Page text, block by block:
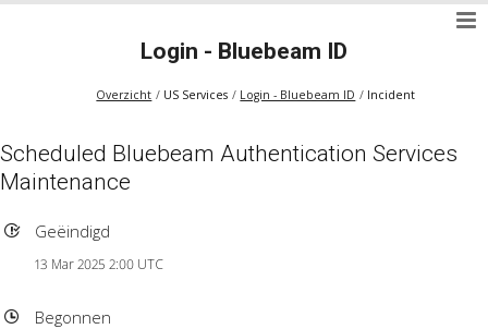
Login - Bluebeam ID
Overzicht US Services Login - Bluebeam ID Incident
Scheduled Bluebeam Authentication Services
Maintenance
Geëindigd
13 Mar 2025 2:00 UTC
Begonnen